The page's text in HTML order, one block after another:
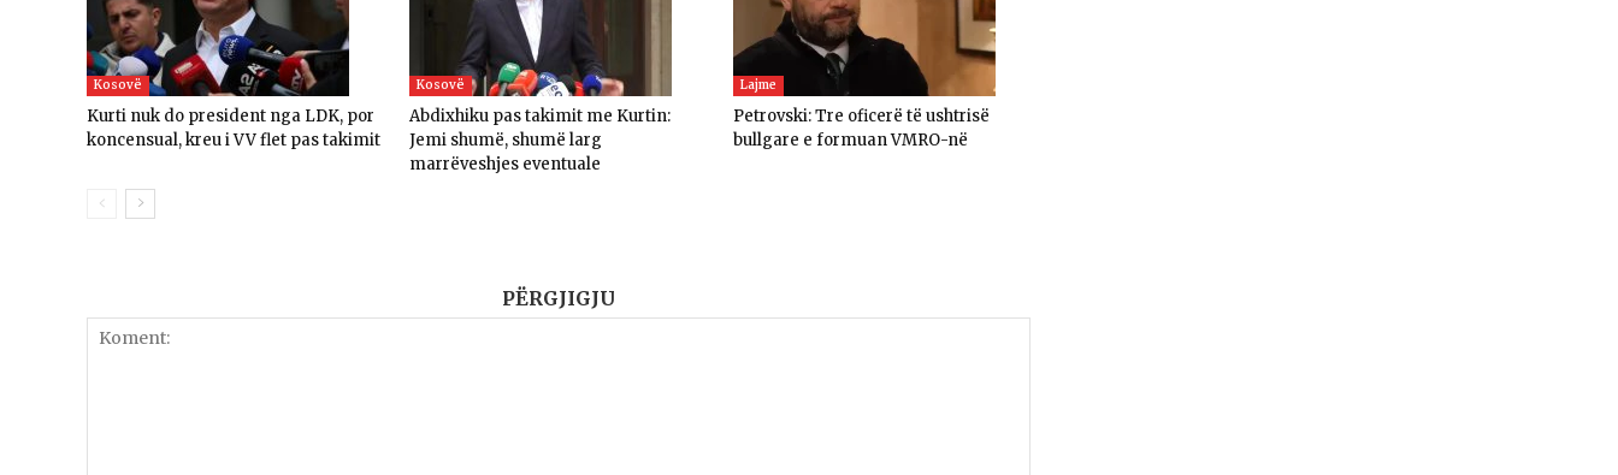
Kosovë
Kurti nuk do president nga LDK, por
koncensual, kreu i VV flet pas takimit
Kosovë
Abdixhiku pas takimit me Kurtin:
Jemi shumë, shumë larg
marrëveshjes eventuale
Lajme
Petrovski: Tre oficerë të ushtrisë
bullgare e formuan VMRO-në
PËRGJIGJU